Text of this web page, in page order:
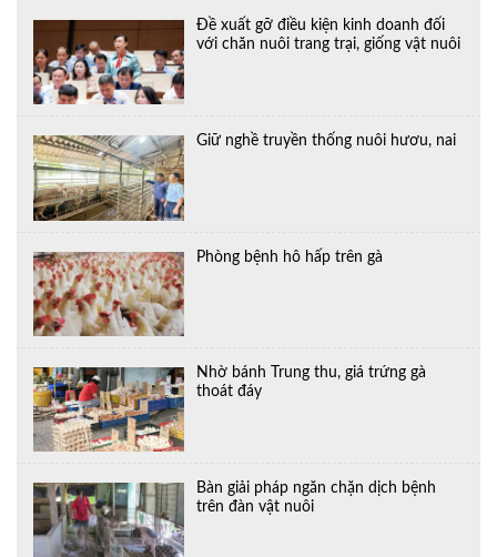
Đề xuất gỡ điều kiện kinh doanh đối
với chăn nuôi trang trại, giống vật nuôi
Giữ nghề truyền thống nuôi hươu, nai
Phòng bệnh hô hấp trên gà
Nhờ bánh Trung thu, giá trứng gà
thoát đáy
Bàn giải pháp ngăn chặn dịch bệnh
trên đàn vật nuôi